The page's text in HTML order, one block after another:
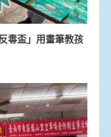
毒盃」用畫筆教孩